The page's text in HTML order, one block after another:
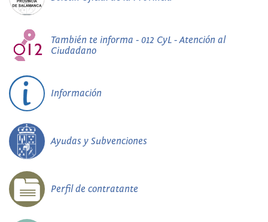
También te informa - 012 CyL - Atención al
Ciudadano
Información
Ayudas y Subvenciones
Perfil de contratante